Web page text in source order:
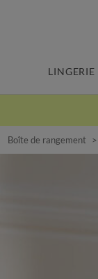
LINGERIE
Boîte de rangement